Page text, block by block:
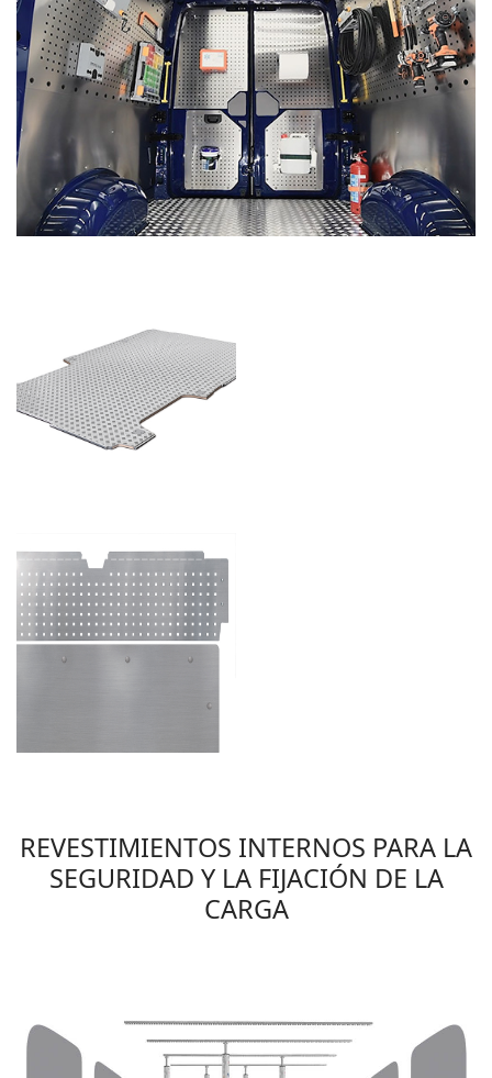
REVESTIMIENTOS INTERNOS PARA LA
SEGURIDAD Y LA FIJACIÓN DE LA
CARGA